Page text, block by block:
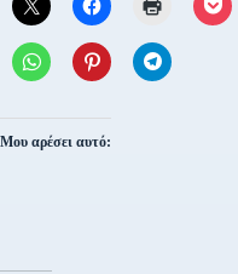
Μου αρέσει αυτό: